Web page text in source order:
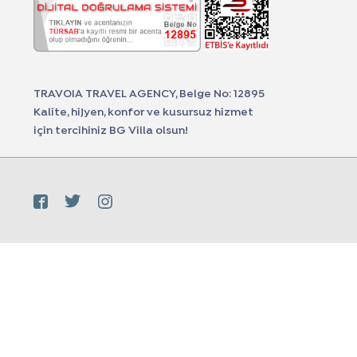
TRAVOIA TRAVEL AGENCY, Belge No: 12895
Kalite, hijyen, konfor ve kusursuz hizmet
için tercihiniz BG Villa olsun!